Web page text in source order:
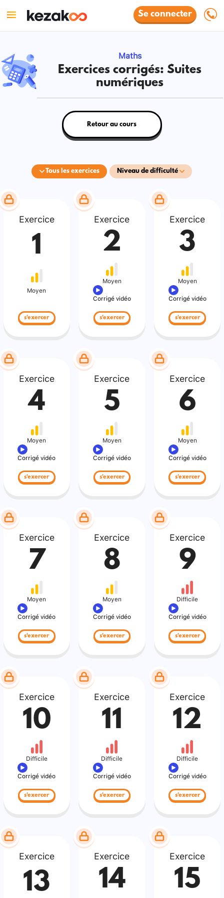
Se connecter
Maths
Exercices corrigés: Suites
numériques
Tous les exercices Niveau de difficulté
Retour au cours
Exercice
1
Moyen
s'exercer
Exercice
2
Moyen
Corrigé vidéo
s'exercer
Exercice
3
Moyen
Corrigé vidéo
s'exercer
Exercice
4
Moyen
Corrigé vidéo
s'exercer
Exercice
5
Moyen
Corrigé vidéo
s'exercer
Exercice
6
Moyen
Corrigé vidéo
s'exercer
Exercice
7
Moyen
Corrigé vidéo
s'exercer
Exercice
8
Moyen
Corrigé vidéo
s'exercer
Exercice
9
Difficile
Corrigé vidéo
s'exercer
Exercice
10
Difficile
Corrigé vidéo
s'exercer
Exercice
11
Difficile
Corrigé vidéo
s'exercer
Exercice
12
Difficile
Corrigé vidéo
s'exercer
Exercice
13
Exercice
14
Exercice
15